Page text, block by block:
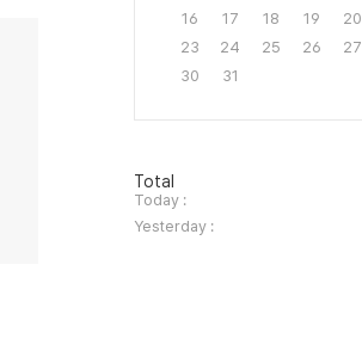
16
17 18 19 20
23
24 25 26 27
30
31
방
문
자
수
Total
Today :
Yesterday :